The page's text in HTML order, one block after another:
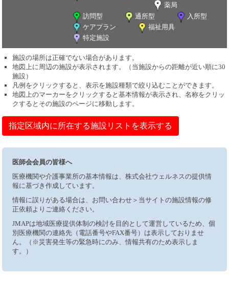
薬局
訪問型
通所型
入所型
ケアプラン
福祉用具
特定施設
施設の場所は正確でない場合があります。
地図上に周辺の施設が表示されます。（当施設からの距離が近い順に30
施設）
凡例をクリックすると、表示を施設種類で絞り込むことができます。
地図上のマーカーをクリックすると基本情報が表示され、名称をクリッ
クするとその施設のページに移動します。
指定区域内に所在する施設リストを表示する
医師会会員の皆様へ
医療機関や介護事業所の基本情報は、株式会社ウェルネスの提供情
報に基づき作成しています。
情報に誤りがある場合は、お問い合わせ＞当サイトの施設情報の修
正依頼よりご連絡ください。
JMAPは地域医療提供体制の検討を目的として運営しているため、個
別医療機関の連絡先（電話番号やFAX番号）は表示しておりませ
ん。（※災害発生等の緊急時にのみ、情報共有のため表示しま
す。）